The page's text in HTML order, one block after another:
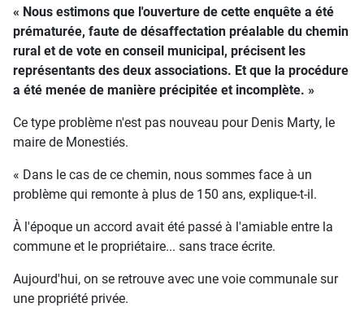
« Nous estimons que l'ouverture de cette enquête a été
prématurée, faute de désaffectation préalable du chemin
rural et de vote en conseil municipal, précisent les
représentants des deux associations. Et que la procédure
a été menée de manière précipitée et incomplète. »
Ce type problème n'est pas nouveau pour Denis Marty, le
maire de Monestiés.
« Dans le cas de ce chemin, nous sommes face à un
problème qui remonte à plus de 150 ans, explique-t-il.
À l'époque un accord avait été passé à l'amiable entre la
commune et le propriétaire... sans trace écrite.
Aujourd'hui, on se retrouve avec une voie communale sur
une propriété privée.